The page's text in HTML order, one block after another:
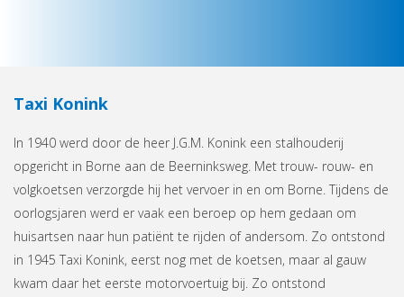
Taxi Konink
In 1940 werd door de heer J.G.M. Konink een stalhouderij
opgericht in Borne aan de Beerninksweg. Met trouw- rouw- en
volgkoetsen verzorgde hij het vervoer in en om Borne. Tijdens de
oorlogsjaren werd er vaak een beroep op hem gedaan om
huisartsen naar hun patiënt te rijden of andersom. Zo ontstond
in 1945 Taxi Konink, eerst nog met de koetsen, maar al gauw
kwam daar het eerste motorvoertuig bij. Zo ontstond